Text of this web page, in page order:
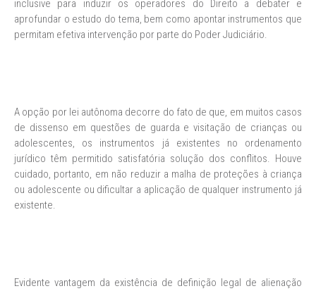
inclusive para induzir os operadores do Direito a debater e
aprofundar o estudo do tema, bem como apontar instrumentos que
permitam efetiva intervenção por parte do Poder Judiciário.
A opção por lei autônoma decorre do fato de que, em muitos casos
de dissenso em questões de guarda e visitação de crianças ou
adolescentes, os instrumentos já existentes no ordenamento
jurídico têm permitido satisfatória solução dos conflitos. Houve
cuidado, portanto, em não reduzir a malha de proteções à criança
ou adolescente ou dificultar a aplicação de qualquer instrumento já
existente.
Evidente vantagem da existência de definição legal de alienação